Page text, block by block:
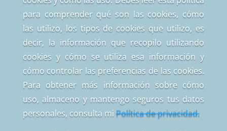
para comprender qué son las cookies, cómo
las utilizo, los tipos de cookies que utilizo, es
decir, la información que recopilo utilizando
cookies y cómo se utiliza esa información y
cómo controlar las preferencias de las cookies.
Para obtener más información sobre cómo
uso, almaceno y mantengo seguros tus datos
personales, consulta miPolítica de privacidad.